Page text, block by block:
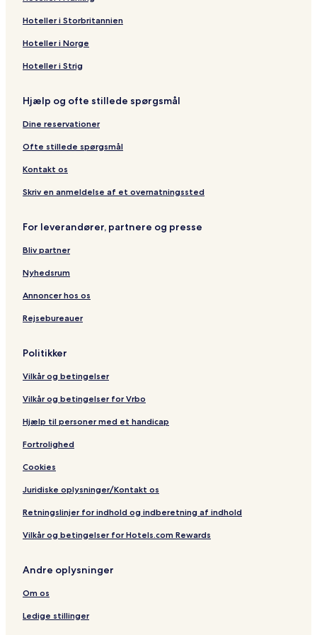
Hoteller i Storbritannien
Hoteller i Norge
Hoteller i Strig
Hjælp og ofte stillede spørgsmål
Dine reservationer
Ofte stillede spørgsmål
Kontakt os
Skriv en anmeldelse af et overnatningssted
For leverandører, partnere og presse
Bliv partner
Nyhedsrum
Annoncer hos os
Rejsebureauer
Politikker
Vilkår og betingelser
Vilkår og betingelser for Vrbo
Hjælp til personer med et handicap
Fortrolighed
Cookies
Juridiske oplysninger/Kontakt os
Retningslinjer for indhold og indberetning af indhold
Vilkår og betingelser for Hotels.com Rewards
Andre oplysninger
Om os
Ledige stillinger